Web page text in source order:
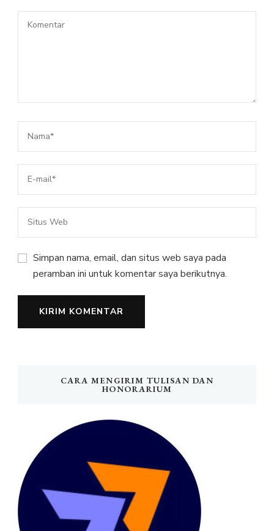
Simpan nama, email, dan situs web saya pada
peramban ini untuk komentar saya berikutnya.
CARA MENGIRIM TULISAN DAN
HONORARIUM